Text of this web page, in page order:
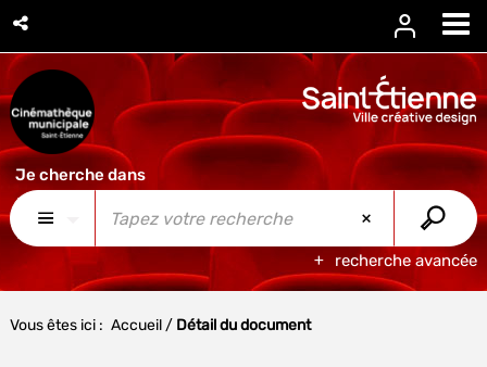
recherche avancée
Vous êtes ici : Accueil/ Détail du document